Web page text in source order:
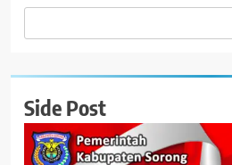
Side Post